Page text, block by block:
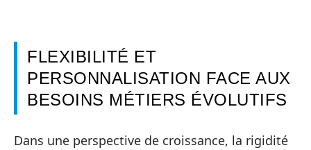
FLEXIBILITÉ ET
PERSONNALISATION FACE AUX
BESOINS MÉTIERS ÉVOLUTIFS
Dans une perspective de croissance, la rigidité